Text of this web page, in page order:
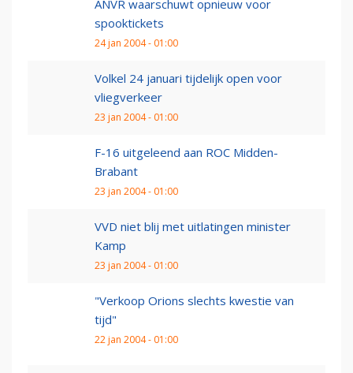
ANVR waarschuwt opnieuw voor
spooktickets
24 jan 2004 - 01:00
Volkel 24 januari tijdelijk open voor
vliegverkeer
23 jan 2004 - 01:00
F-16 uitgeleend aan ROC Midden-
Brabant
23 jan 2004 - 01:00
VVD niet blij met uitlatingen minister
Kamp
23 jan 2004 - 01:00
"Verkoop Orions slechts kwestie van
tijd"
22 jan 2004 - 01:00